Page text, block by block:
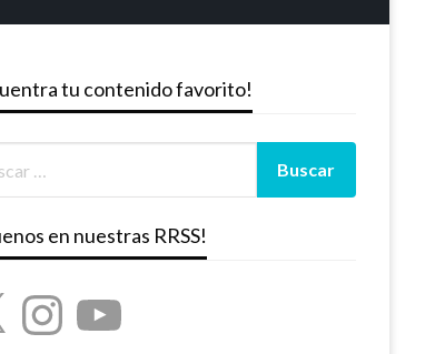
tu contenido favorito!
en nuestras RRSS!
InstagramYouTube